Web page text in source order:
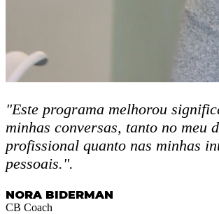
"Este programa melhorou
minhas conversas, tanto no meu
profissional quanto nas minhas
pessoais.".
NORA BIDERMAN
CB Coach